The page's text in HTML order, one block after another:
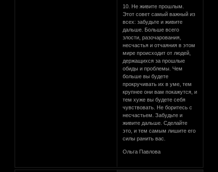
10. Не живите прошлым.
Этот совет самый важный из
всех: забудьте и живите
дальше. Больше всего
злости, разочарования,
несчастья и отчаяния в этом
мире происходит от людей,
держащихся за прошлые
обиды и проблемы. Чем
больше вы будете
прокручивать их в уме, тем
крупнее они вам покажутся, и
тем хуже вы будете себя
чувствовать. Не боритесь с
несчастьем. Забудьте и
живите дальше. Сделайте
это, и тем самым лишите его
силы ранить вас.
Ольга Павлова